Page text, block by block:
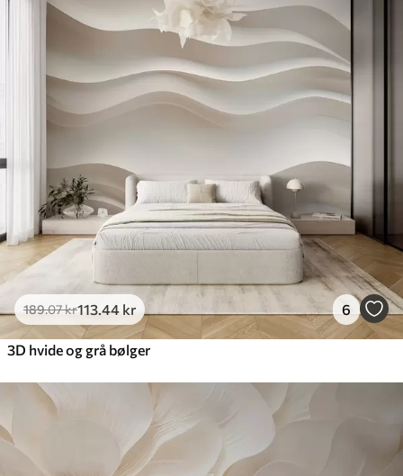
189.07kr113 .44 kr 6
3D hvide og grå bølger